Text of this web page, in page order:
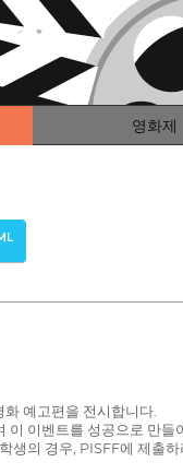
영화제
예고편을 전시합니다.
이벤트를 성공으로 만
생의 경우, PISFF에 제출